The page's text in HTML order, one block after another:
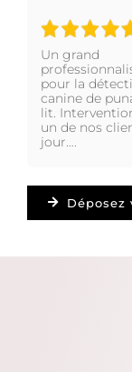
Un grand
pour la
canine de
lit.
un de nos
jour….
Déposez